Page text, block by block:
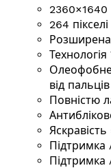
2360×1640
264
Розширена
Олеофобне
від пальців
Повністю
Підтримка